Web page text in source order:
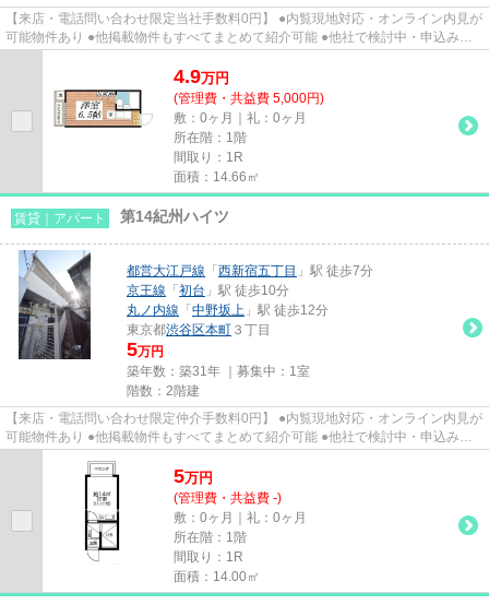
【来店・電話問い合わせ限定当社手数料0円】 ●内覧現地対応・オンライン内見が
可能物件あり ●他掲載物件もすべてまとめて紹介可能 ●他社で検討中・申込み済
4.9万円
(管理費・共益費 5,000円)
敷：0ヶ月｜礼：0ヶ月
所在階：1階
間取り：1R
面積：14.66㎡
賃貸｜アパート 第14紀州ハイツ
都営大江戸線 「 西新宿五丁目 」駅 徒歩7分
京王線 「 初台 」駅 徒歩10分
丸ノ内線 「 中野坂上 」駅 徒歩12分
東京都渋谷区本町 ３丁目
5万円
築年数：築31年 ｜募集中： 1室
階数：2階建
【来店・電話問い合わせ限定仲介手数料0円】 ●内覧現地対応・オンライン内見が
可能物件あり ●他掲載物件もすべてまとめて紹介可能 ●他社で検討中・申込み済
5万円
(管理費・共益費 -)
敷：0ヶ月｜礼：0ヶ月
所在階：1階
間取り：1R
面積：14.00㎡